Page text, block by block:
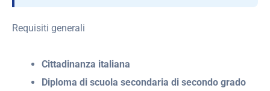
Requisiti generali
Cittadinanza italiana
Diploma di scuola secondaria di secondo grado